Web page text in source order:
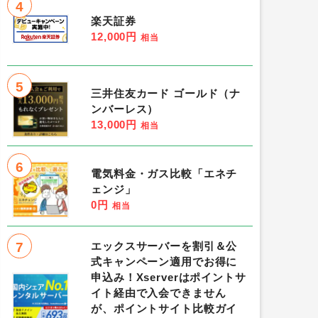
4
楽天証券
12,000円 相当
5
三井住友カード ゴールド（ナ
ンバーレス）
13,000円 相当
6
電気料金・ガス比較「エネチ
ェンジ」
0円 相当
7
エックスサーバーを割引＆公
式キャンペーン適用でお得に
申込み！Xserverはポイントサ
イト経由で入会できません
が、ポイントサイト比較ガイ